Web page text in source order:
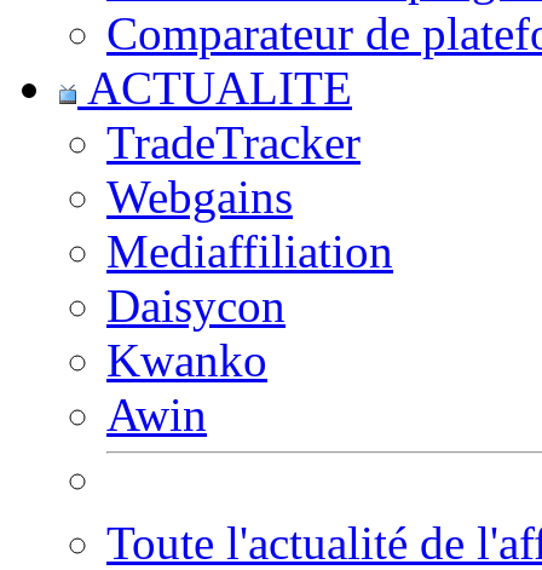
Comparateur de
ACTUALITE
TradeTracker
Webgains
Mediaffiliation
Daisycon
Kwanko
Awin
Toute l'actualité de